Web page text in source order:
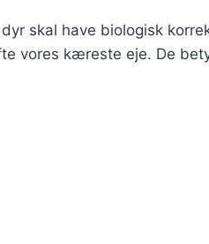
skal have biologisk
vores kæreste eje. De